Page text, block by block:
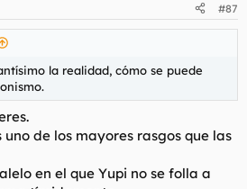
#87
la realidad, cómo se puede
uno de los mayores rasgos que las
en el que Yupi no se folla a